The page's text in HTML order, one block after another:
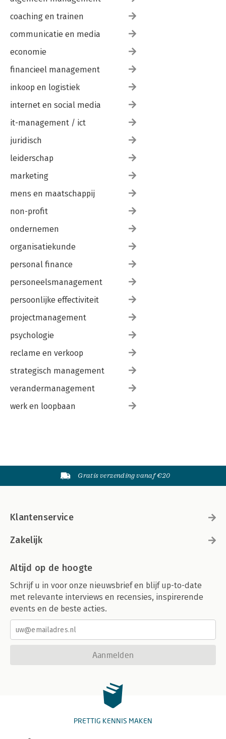
coaching en trainen
communicatie en media
economie
financieel management
inkoop en logistiek
internet en social media
it-management / ict
juridisch
leiderschap
marketing
mens en maatschappij
non-profit
ondernemen
organisatiekunde
personal finance
personeelsmanagement
persoonlijke effectiviteit
projectmanagement
psychologie
reclame en verkoop
strategisch management
verandermanagement
werk en loopbaan
Gratis verzending vanaf €20
Klantenservice
Zakelijk
Altijd op de hoogte
Schrijf u in voor onze nieuwsbrief en blijf up-to-date
met relevante interviews en recensies, inspirerende
events en de beste acties.
Aanmelden
PRETTIG KENNIS MAKEN